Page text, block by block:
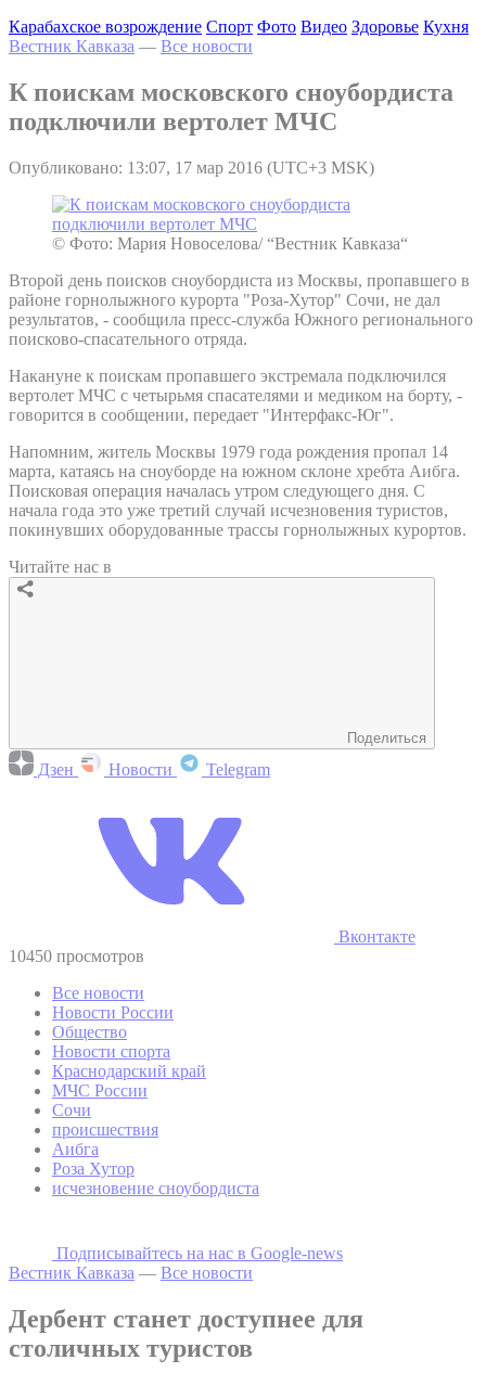
Карабахское возрождение Спорт Фото Видео Здоровье Кухня
Вестник Кавказа — Все новости
К поискам московского сноубордиста
подключили вертолет МЧС
Опубликовано: 13:07, 17 мар 2016 (UTC+3 MSK)
© Фото: Мария Новоселова/ “Вестник Кавказа“
Второй день поисков сноубордиста из Москвы, пропавшего в
районе горнолыжного курорта "Роза-Хутор" Сочи, не дал
результатов, - сообщила пресс-служба Южного регионального
поисково-спасательного отряда.
Накануне к поискам пропавшего экстремала подключился
вертолет МЧС с четырьмя спасателями и медиком на борту, -
говорится в сообщении, передает "Интерфакс-Юг".
Напомним, житель Москвы 1979 года рождения пропал 14
марта, катаясь на сноуборде на южном склоне хребта Аибга.
Поисковая операция началась утром следующего дня. С
начала года это уже третий случай исчезновения туристов,
покинувших оборудованные трассы горнолыжных курортов.
Читайте нас в
Поделиться
Дзен Новости Telegram
Вконтакте
10450 просмотров
Все новости
Новости России
Общество
Новости спорта
Краснодарский край
МЧС России
Сочи
происшествия
Аибга
Роза Хутор
исчезновение сноубордиста
Подписывайтесь на наc в Google-news
Вестник Кавказа — Все новости
Дербент станет доступнее для
столичных туристов